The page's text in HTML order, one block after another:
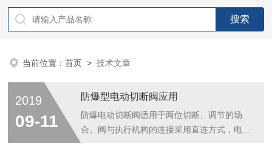
当前位置：首页 >技术文章
2019
09-11
防爆型电动切断阀应用
防爆电动切断阀适用于两位切断、调节的场
合。阀与执行机构的连接采用直连方式，电动